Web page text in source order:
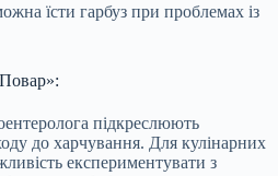
їсти гарбуз при проблемах із
підкреслюють
до харчування. Для кулінарних
експериментувати з